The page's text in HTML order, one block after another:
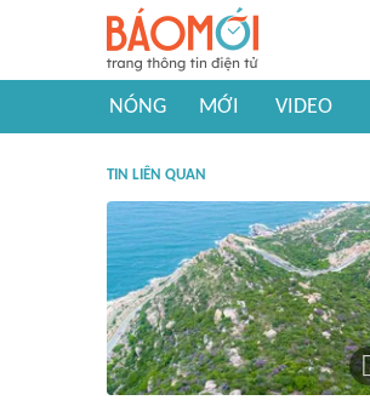
NÓNG MỚI VIDEO
TIN LIÊN QUAN